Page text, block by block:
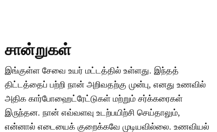
சான்றுகள்
இங்குள்ள சேவை உயர் மட்டத்தில் உள்ளது. இந்தத்
திட்டத்தைப் பற்றி நான் அறிவதற்கு முன்பு, எனது உணவில்
அதிக கார்போஹைட்ரேட்டுகள் மற்றும் சர்க்கரைகள்
இருந்தன. நான் எவ்வளவு உடற்பயிற்சி செய்தாலும்,
என்னால் எடையைக் குறைக்கவே முடியவில்லை. உணவியல்